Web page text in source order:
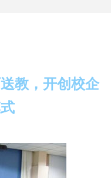
教，开创校企